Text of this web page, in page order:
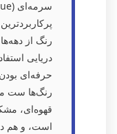
رنگ از
دریایی
حرفه‌ای
رنگ‌ها ست
قهوه‌ای،
است، و هم